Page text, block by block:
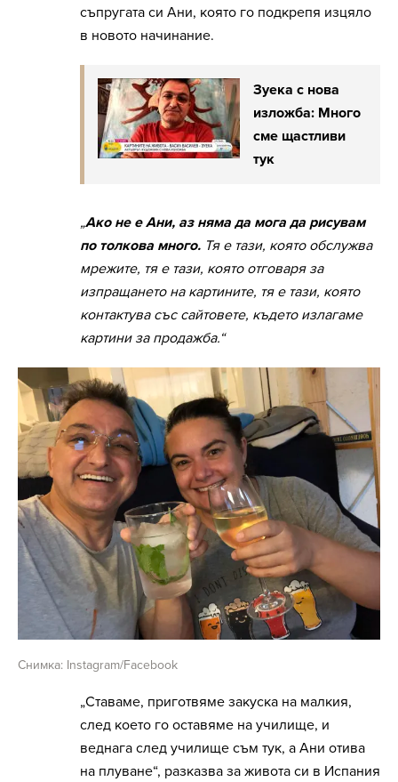
съпругата си Ани, която го подкрепя изцяло
в новото начинание.
Зуека с нова
изложба: Много
сме щастливи
тук
„Ако не е Ани, аз няма да мога да рисувам
по толкова много. Тя е тази, която обслужва
мрежите, тя е тази, която отговаря за
изпращането на картините, тя е тази, която
контактува със сайтовете, където излагаме
картини за продажба.“
Снимка: Instagram/Facebook
„Ставаме, приготвяме закуска на малкия,
след което го оставяме на училище, и
веднага след училище съм тук, а Ани отива
на плуване“, разказва за живота си в Испания